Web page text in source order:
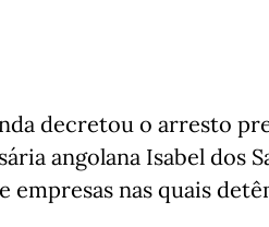
decretou o arresto
angolana Isabel dos
empresas nas quais